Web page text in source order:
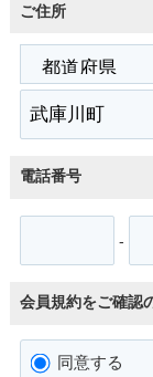
ご住所
電話番号
-
会員規約をご確認
同意する